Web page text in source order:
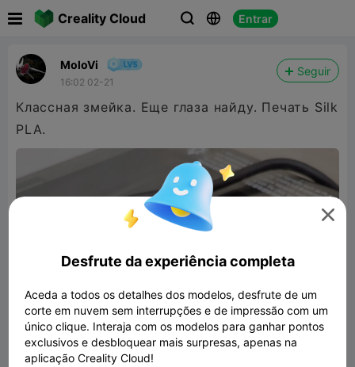
Creality Cloud   Entrar
MoloVi
16:02 02-21
Seguir
Классная змейка. Еще глаза найду. Печать Silk
PLA.

Desfrute da experiência completa
Aceda a todos os detalhes dos modelos, desfrute de um
corte em nuvem sem interrupções e de impressão com um
único clique. Interaja com os modelos para ganhar pontos
exclusivos e desbloquear mais surpresas, apenas na
aplicação Creality Cloud!